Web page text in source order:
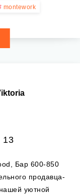
montework
13
Бар 600-850
продавца-
уютной